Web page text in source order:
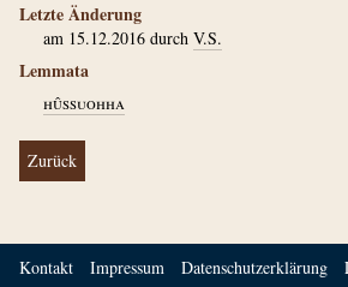
Letzte Änderung
am 15.12.2016 durch V.S.
Lemmata
hûssuohha
Zurück
Kontakt Impressum Datenschutzerklärung